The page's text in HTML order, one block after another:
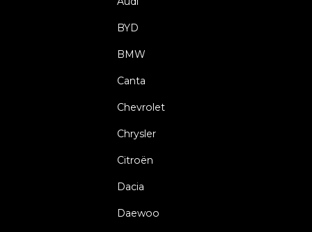
BYD
BMW
Canta
Chevrolet
Chrysler
Citroën
Dacia
Daewoo